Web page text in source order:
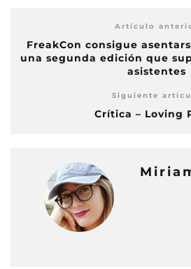
Artículo
FreakCon consigue
una segunda edición que
asistentes
Siguiente
Crítica – Loving